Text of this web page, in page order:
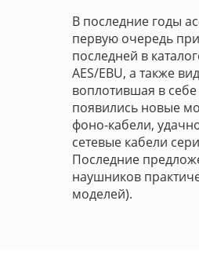
В последние годы
первую очередь
последней в
AES/EBU, а также
воплотившая в
появились новые
фоно-кабели,
сетевые кабели
Последние
наушников
моделей).